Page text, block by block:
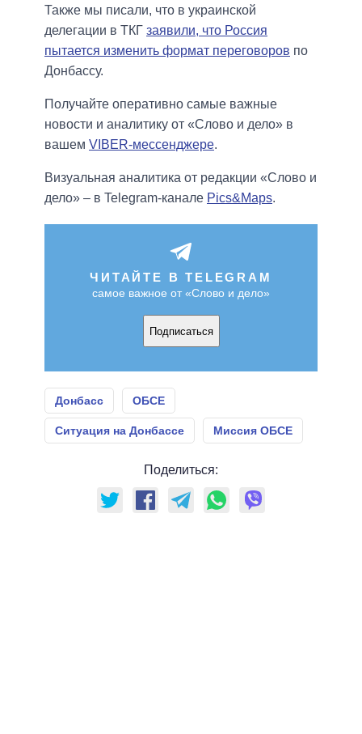
Также мы писали, что в украинской
делегации в ТКГ заявили, что Россия
пытается изменить формат переговоров по
Донбассу.
Получайте оперативно самые важные
новости и аналитику от «Слово и дело» в
вашем VIBER-мессенджере.
Визуальная аналитика от редакции «Слово и
дело» – в Telegram-канале Pics&Maps.
ЧИТАЙТЕ В TELEGRAM
самое важное от «Слово и дело»
Подписаться
Донбасс ОБСЕ
Ситуация на Донбассе Миссия ОБСЕ
Поделиться: